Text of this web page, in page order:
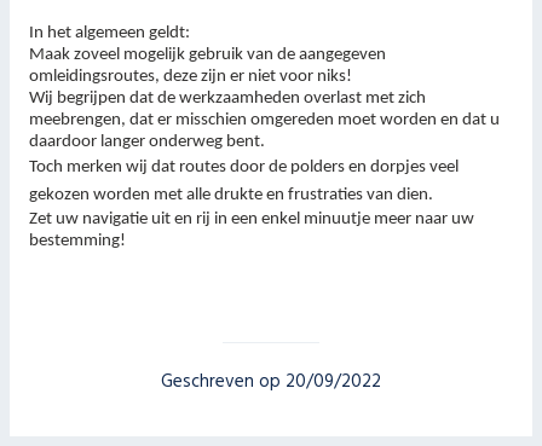
In het algemeen geldt:
Maak zoveel mogelijk gebruik van de aangegeven
omleidingsroutes, deze zijn er niet voor niks!
Wij begrijpen dat de werkzaamheden overlast met zich
meebrengen, dat er misschien omgereden moet worden en dat u
daardoor langer onderweg bent.
Toch merken wij dat routes door de polders en dorpjes veel
gekozen worden met alle drukte en frustraties van dien.
Zet uw navigatie uit en rij in een enkel minuutje meer naar uw
bestemming!
Geschreven op 20/09/2022